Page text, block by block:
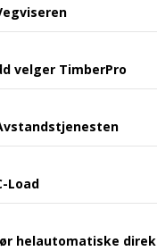
velger TimberPro
Load
helautomatiske